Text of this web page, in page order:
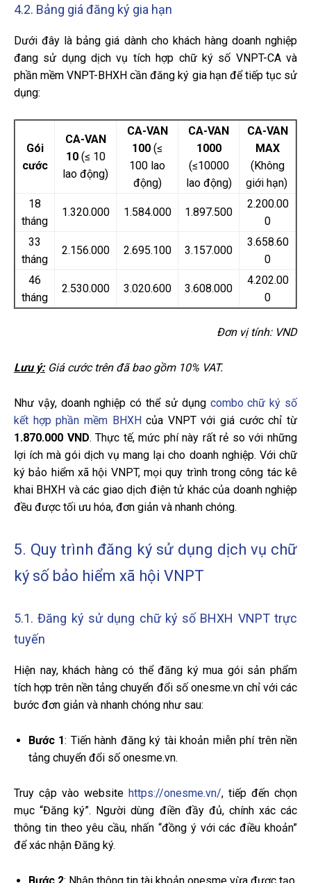
4.2. Bảng giá đăng ký gia hạn
Dưới đây là bảng giá dành cho khách hàng doanh nghiệp
đang sử dụng dịch vụ tích hợp chữ ký số VNPT-CA và
phần mềm VNPT-BHXH cần đăng ký gia hạn để tiếp tục sử
dụng:
Gói
cước
CA-VAN
10 (≤ 10
lao động)
CA-VAN
100 (≤
100 lao
động)
CA-VAN
1000
(≤10000
lao động)
CA-VAN
MAX
(Không
giới hạn)
18
tháng
1.320.000 1.584.000 1.897.500
2.200.00
0
33
tháng
2.156.000 2.695.100 3.157.000
3.658.60
0
46
tháng
2.530.000 3.020.600 3.608.000
4.202.00
0
Đơn vị tính: VND
Lưu ý: Giá cước trên đã bao gồm 10% VAT.
Như vậy, doanh nghiệp có thể sử dụng combo chữ ký số
kết hợp phần mềm BHXHcủa VNPT với giá cước chỉ từ
1.870.000 VND. Thực tế, mức phí này rất rẻ so với những
lợi ích mà gói dịch vụ mang lại cho doanh nghiệp. Với chữ
ký bảo hiểm xã hội VNPT, mọi quy trình trong công tác kê
khai BHXH và các giao dịch điện tử khác của doanh nghiệp
đều được tối ưu hóa, đơn giản và nhanh chóng.
5. Quy trình đăng ký sử dụng dịch vụ chữ
ký số bảo hiểm xã hội VNPT
5.1. Đăng ký sử dụng chữ ký số BHXH VNPT trực
tuyến
Hiện nay, khách hàng có thể đăng ký mua gói sản phẩm
tích hợp trên nền tảng chuyển đổi số onesme.vn chỉ với các
bước đơn giản và nhanh chóng như sau:
Bước 1: Tiến hành đăng ký tài khoản miễn phí trên nền
tảng chuyển đổi số onesme.vn.
Truy cập vào website https://onesme.vn/, tiếp đến chọn
mục “Đăng ký”. Người dùng điền đầy đủ, chính xác các
thông tin theo yêu cầu, nhấn “đồng ý với các điều khoản”
để xác nhận Đăng ký.